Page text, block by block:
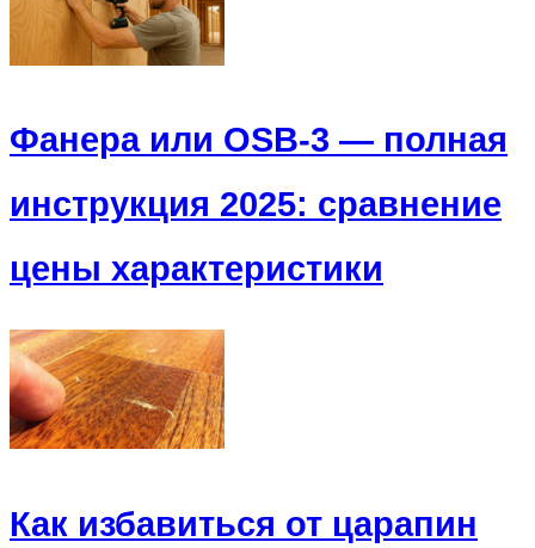
Фанера или OSB-3 — полная
инструкция 2025: сравнение
цены характеристики
Как избавиться от царапин